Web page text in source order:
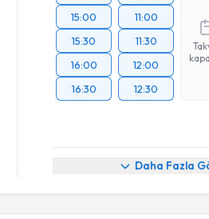
15:00
15:30
16:00
16:30
11:00
11:30
12:00
12:30
Daha Fazla
Randevu Takvimi Talebi